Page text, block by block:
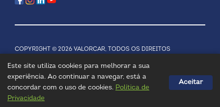
COPYRIGHT © 2026 VALORCAR, TODOS OS DIREITOS
Este site utiliza cookies para melhorar a sua
experiência. Ao continuar a navegar, está a
concordar com o uso de cookies. Política de
Privacidade
Aceitar